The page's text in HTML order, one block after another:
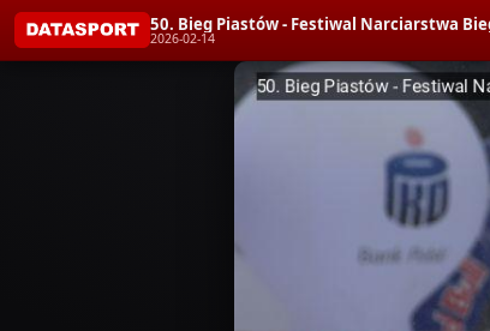
50. Bieg Piastów - Festiwal Narciarstwa
2026-02-14